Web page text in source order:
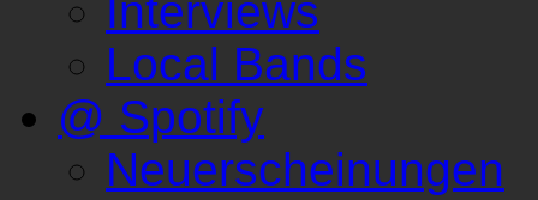
Interviews
Local Bands
@ Spotify
Neuerscheinungen